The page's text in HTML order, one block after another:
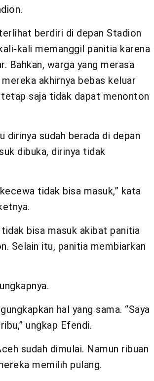
berdiri di depan Stadion
kali memanggil panitia karena
Bahkan, warga yang merasa
akhirnya bebas keluar
saja tidak dapat menonton
dirinya sudah berada di depan
dibuka, dirinya tidak
tidak bisa masuk,” kata
bisa masuk akibat panitia
Selain itu, panitia membiarkan
hal yang sama. “Saya
ungkap Efendi.
sudah dimulai. Namun ribuan
memilih pulang.